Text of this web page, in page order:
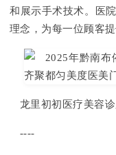
和展示手术技术。医
理念，为每一位顾客
龙里初初医疗美容
----